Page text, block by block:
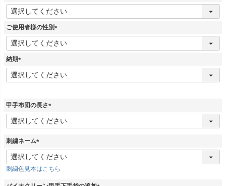
(
必
須
ご使用者様の性別
(
必
納期
(
必
甲手布団の長さ
(
必
刺繍ネーム
(
必
須
刺繍色見本はこちら